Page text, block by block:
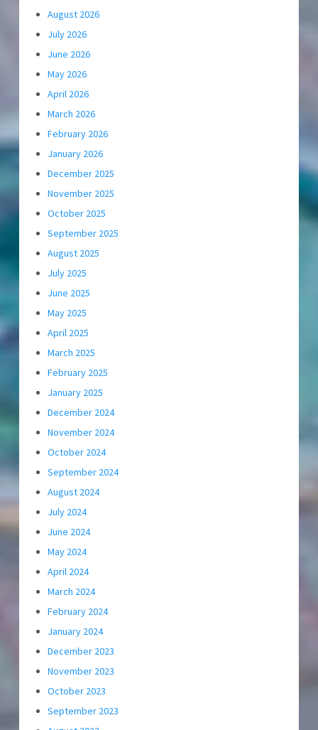
August 2026
July 2026
June 2026
May 2026
April 2026
March 2026
February 2026
January 2026
December 2025
November 2025
October 2025
September 2025
August 2025
July 2025
June 2025
May 2025
April 2025
March 2025
February 2025
January 2025
December 2024
November 2024
October 2024
September 2024
August 2024
July 2024
June 2024
May 2024
April 2024
March 2024
February 2024
January 2024
December 2023
November 2023
October 2023
September 2023